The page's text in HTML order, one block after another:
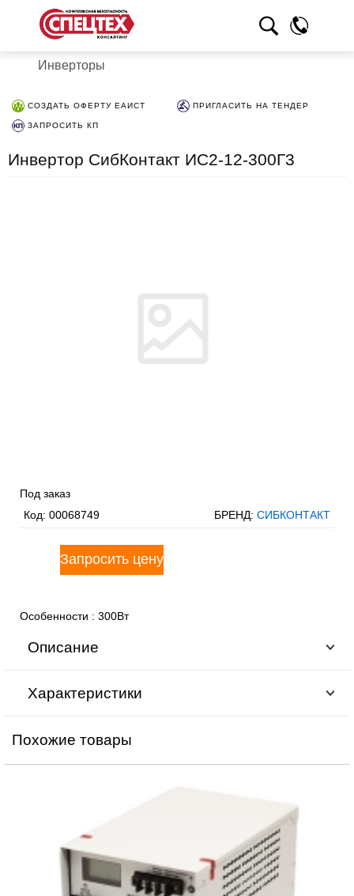
Инверторы
СОЗДАТЬ ОФЕРТУ ЕАИСТ ПРИГЛАСИТЬ НА ТЕНДЕР
ЗАПРОСИТЬ КП
Инвертор СибКонтакт ИС2-12-300Г3
Под заказ
Код: 00068749 БРЕНД: СИБКОНТАКТ
Особенности : 300Вт
Описание
Характеристики
Похожие товары